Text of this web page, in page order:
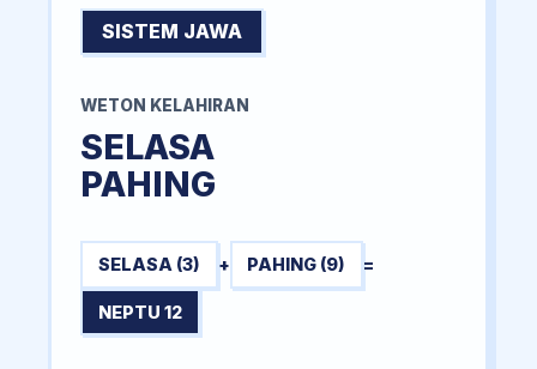
SISTEM JAWA
WETON KELAHIRAN
SELASA
PAHING
SELASA (3) + PAHING (9) =
NEPTU 12